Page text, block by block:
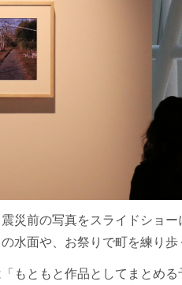
災前の写真をスライドショ
水面や、お祭りで町を練り
もともと作品としてまとめ